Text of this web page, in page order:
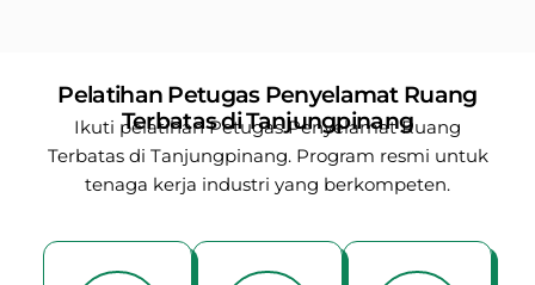
Pelatihan Petugas Penyelamat Ruang
Terbatas di Tanjungpinang
Ikuti pelatihan Petugas Penyelamat Ruang
Terbatas di Tanjungpinang. Program resmi untuk
tenaga kerja industri yang berkompeten.